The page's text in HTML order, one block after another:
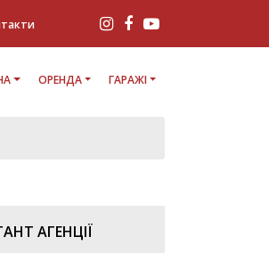
ОРЕНДА ГАРАЖІ
АГЕНЦІЇ